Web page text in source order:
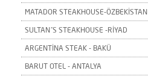
MATADOR STEAKHOUSE-ÖZBEKİSTAN
SULTAN´S STEAKHOUSE -RİYAD
ARGENTİNA STEAK - BAKÜ
BARUT OTEL - ANTALYA